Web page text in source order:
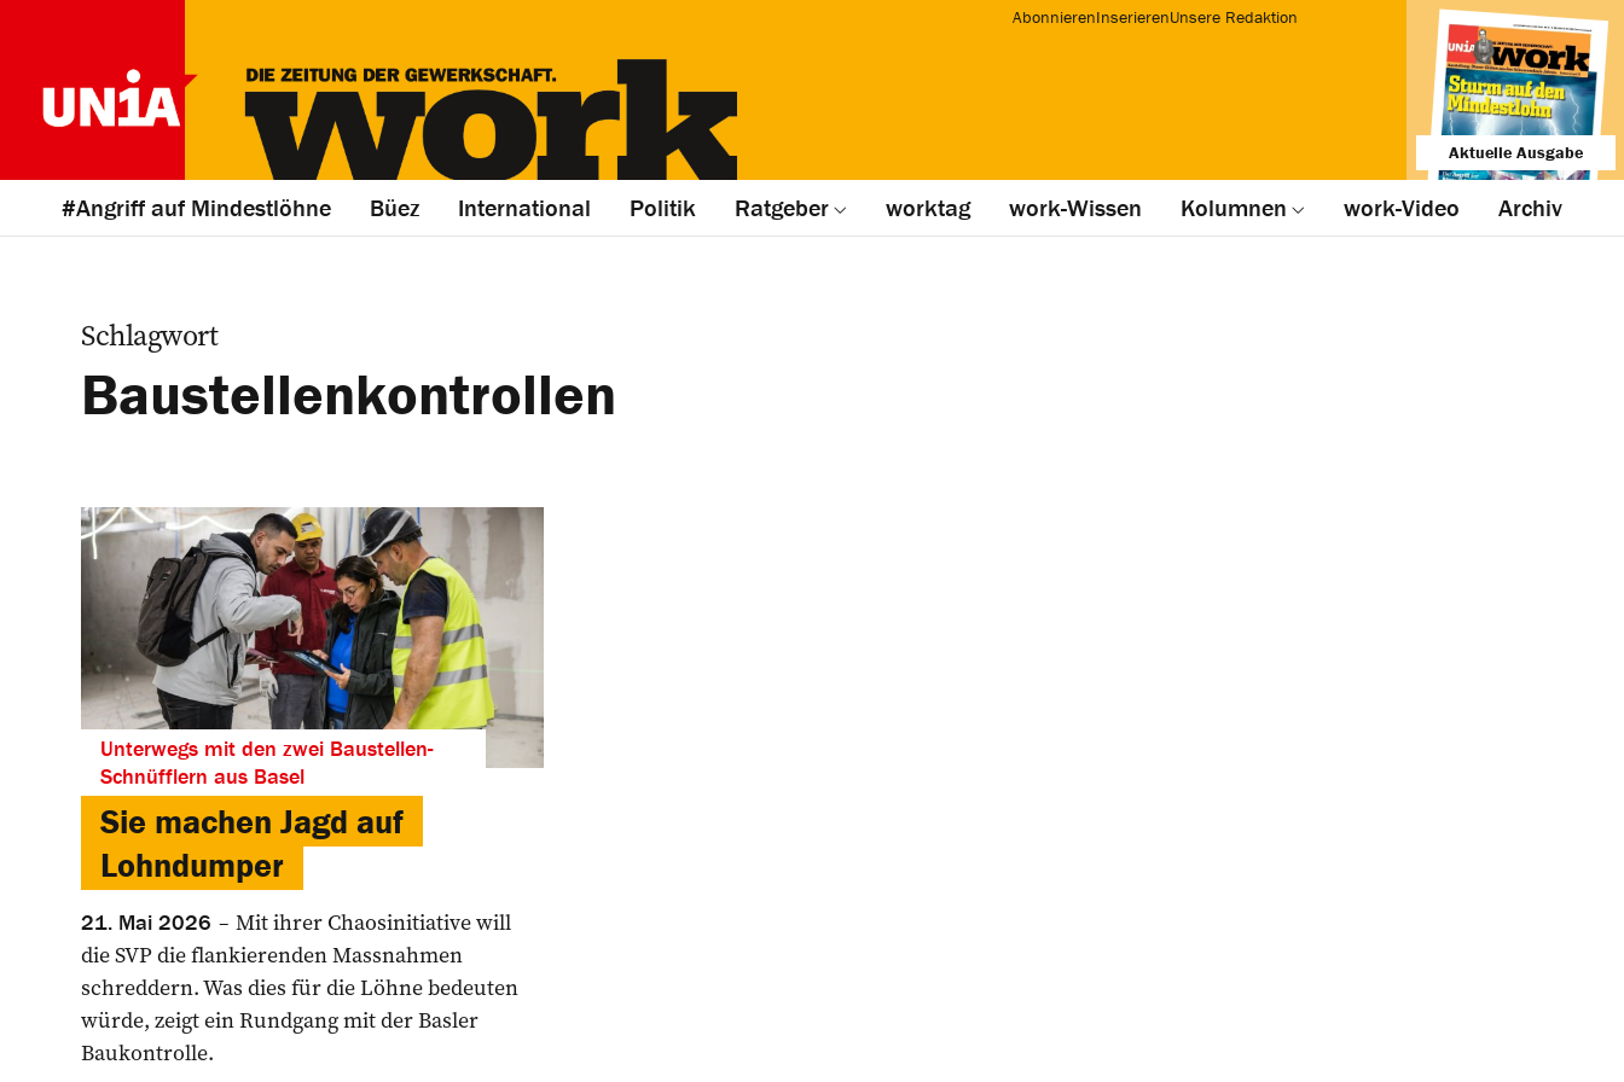
AbonnierenInserierenUnsere Redaktion
Aktuelle Ausgabe
#Angriff auf Mindestlöhne Büez International Politik Ratgeber worktag work-Wissen Kolumnen work-Video Archiv
Schlagwort
Baustellenkontrollen
Unterwegs mit den zwei Baustellen-
Schnüfflern aus Basel
Sie machen Jagd auf
Lohndumper
21. Mai 2026
Mit ihrer Chaosinitiative will
die SVP die flankierenden Massnahmen
schreddern. Was dies für die Löhne bedeuten
würde, zeigt ein Rundgang mit der Basler
Baukontrolle.